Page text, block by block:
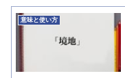
意味と使い方